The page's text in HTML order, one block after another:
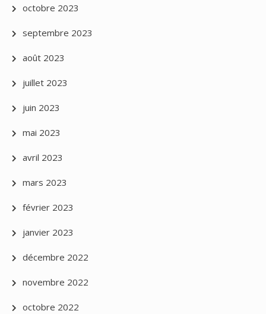
octobre 2023
septembre 2023
août 2023
juillet 2023
juin 2023
mai 2023
avril 2023
mars 2023
février 2023
janvier 2023
décembre 2022
novembre 2022
octobre 2022